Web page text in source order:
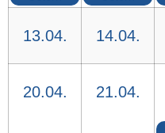
13.04. 14.04.
20.04. 21.04.